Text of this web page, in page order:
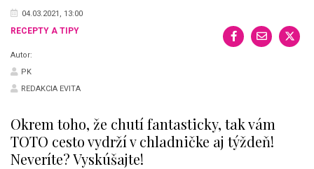
04.03.2021, 13:00
RECEPTY A TIPY
Autor:
PK
REDAKCIA EVITA
Okrem toho, že chutí fantasticky, tak vám
TOTO cesto vydrží v chladničke aj týždeň!
Neveríte? Vyskúšajte!